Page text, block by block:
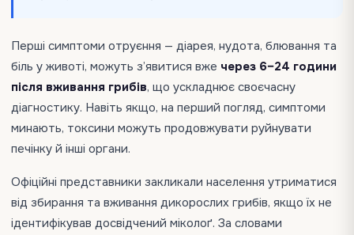
Перші симптоми отруєння — діарея, нудота, блювання та
біль у животі, можуть з’явитися вже через 6–24 години
після вживання грибів, що ускладнює своєчасну
діагностику. Навіть якщо, на перший погляд, симптоми
минають, токсини можуть продовжувати руйнувати
печінку й інші органи.
Офіційні представники закликали населення утриматися
від збирання та вживання дикорослих грибів, якщо їх не
ідентифікував досвідчений міколоґ. За словами